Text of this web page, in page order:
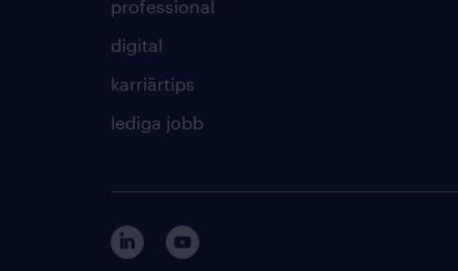
professional
digital
karriärtips
lediga jobb